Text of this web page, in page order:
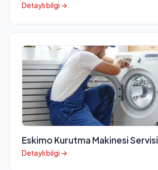
Detaylı bilgi →
Eskimo Kurutma Makinesi Servisi
Detaylı bilgi →